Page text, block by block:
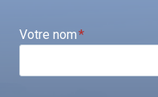
Votre nom*